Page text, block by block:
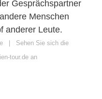
Gesprächspartner
Menschen
anderer Leute.
| Sehen Sie sich die
tour.de an